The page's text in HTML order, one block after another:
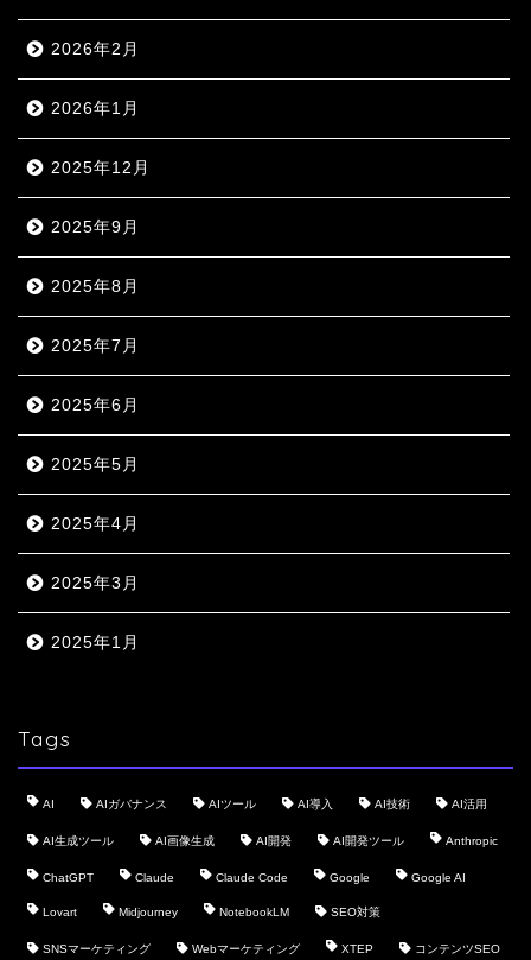
2026年2月
2026年1月
2025年12月
2025年9月
2025年8月
2025年7月
2025年6月
2025年5月
2025年4月
2025年3月
2025年1月
Tags
AI AIガバナンス AIツール AI導入 AI技術 AI活用
AI生成ツール AI画像生成 AI開発 AI開発ツール Anthropic
ChatGPT Claude Claude Code Google Google AI
Lovart Midjourney NotebookLM SEO対策
SNSマーケティング Webマーケティング XTEP コンテンツSEO